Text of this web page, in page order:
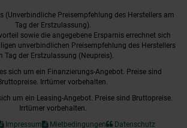
(Unverbindliche Preisempfehlung des Herstellers am
Tag der Erstzulassung).
sowie die angegebene Ersparnis errechnet sich
unverbindlichen Preisempfehlung des Herstellers
Tag der Erstzulassung (Neupreis).
sich um ein Finanzierungs-Angebot. Preise sind
Irrtümer vorbehalten.
um ein Leasing-Angebot. Preise sind Bruttopreise.
Irrtümer vorbehalten.
Impressum Mietbedingungen Datenschutz